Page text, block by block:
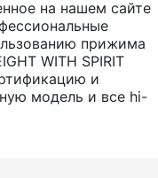
на нашем сайте
прижима
WITH SPIRIT
и
модель и все hi-